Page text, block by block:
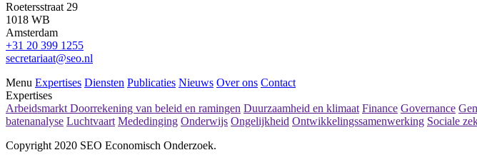
Roetersstraat 29
1018 WB
Amsterdam
+31 20 399 1255
secretariaat@seo.nl
Menu Expertises Diensten Publicaties Nieuws Over ons Contact
Expertises
Arbeidsmarkt Doorrekening van beleid en ramingen Duurzaamheid en klimaat Finance Governance
batenanalyse Luchtvaart Mededinging Onderwijs Ongelijkheid Ontwikkelingssamenwerking Sociale
Copyright 2020 SEO Economisch Onderzoek.